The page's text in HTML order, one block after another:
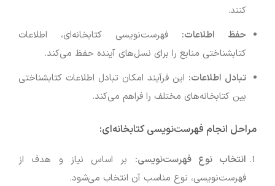
کنند.
حفظ اطلاعات: فهرست‌نویسی کتابخانه‌ای، اطلاعات
کتابشناختی منابع را برای نسل‌های آینده حفظ می‌کند.
تبادل اطلاعات: این فرآیند امکان تبادل اطلاعات کتابشناختی
بین کتابخانه‌های مختلف را فراهم می‌کند.
مراحل انجام فهرست‌نویسی کتابخانه‌ای:
انتخاب نوع فهرست‌نویسی: بر اساس نیاز و هدف از
فهرست‌نویسی، نوع مناسب آن انتخاب می‌شود.